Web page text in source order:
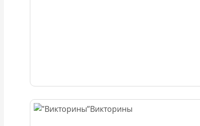
Викторины